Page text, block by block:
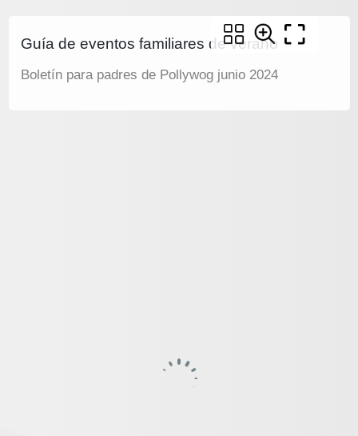
Guía de eventos familiares de verano
Boletín para padres de Pollywog junio 2024